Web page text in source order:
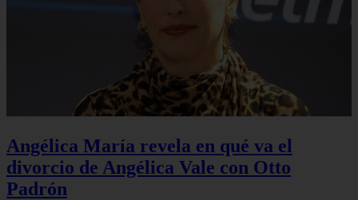
Angélica María revela en qué va el
divorcio de Angélica Vale con Otto
Padrón